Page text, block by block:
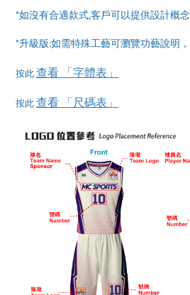
*如沒有合適款式,客戶可以提供設計概
*升級版:如需特殊工藝可瀏覽功藝說明
按此查看 「字體表」
按此查看 「尺碼表」